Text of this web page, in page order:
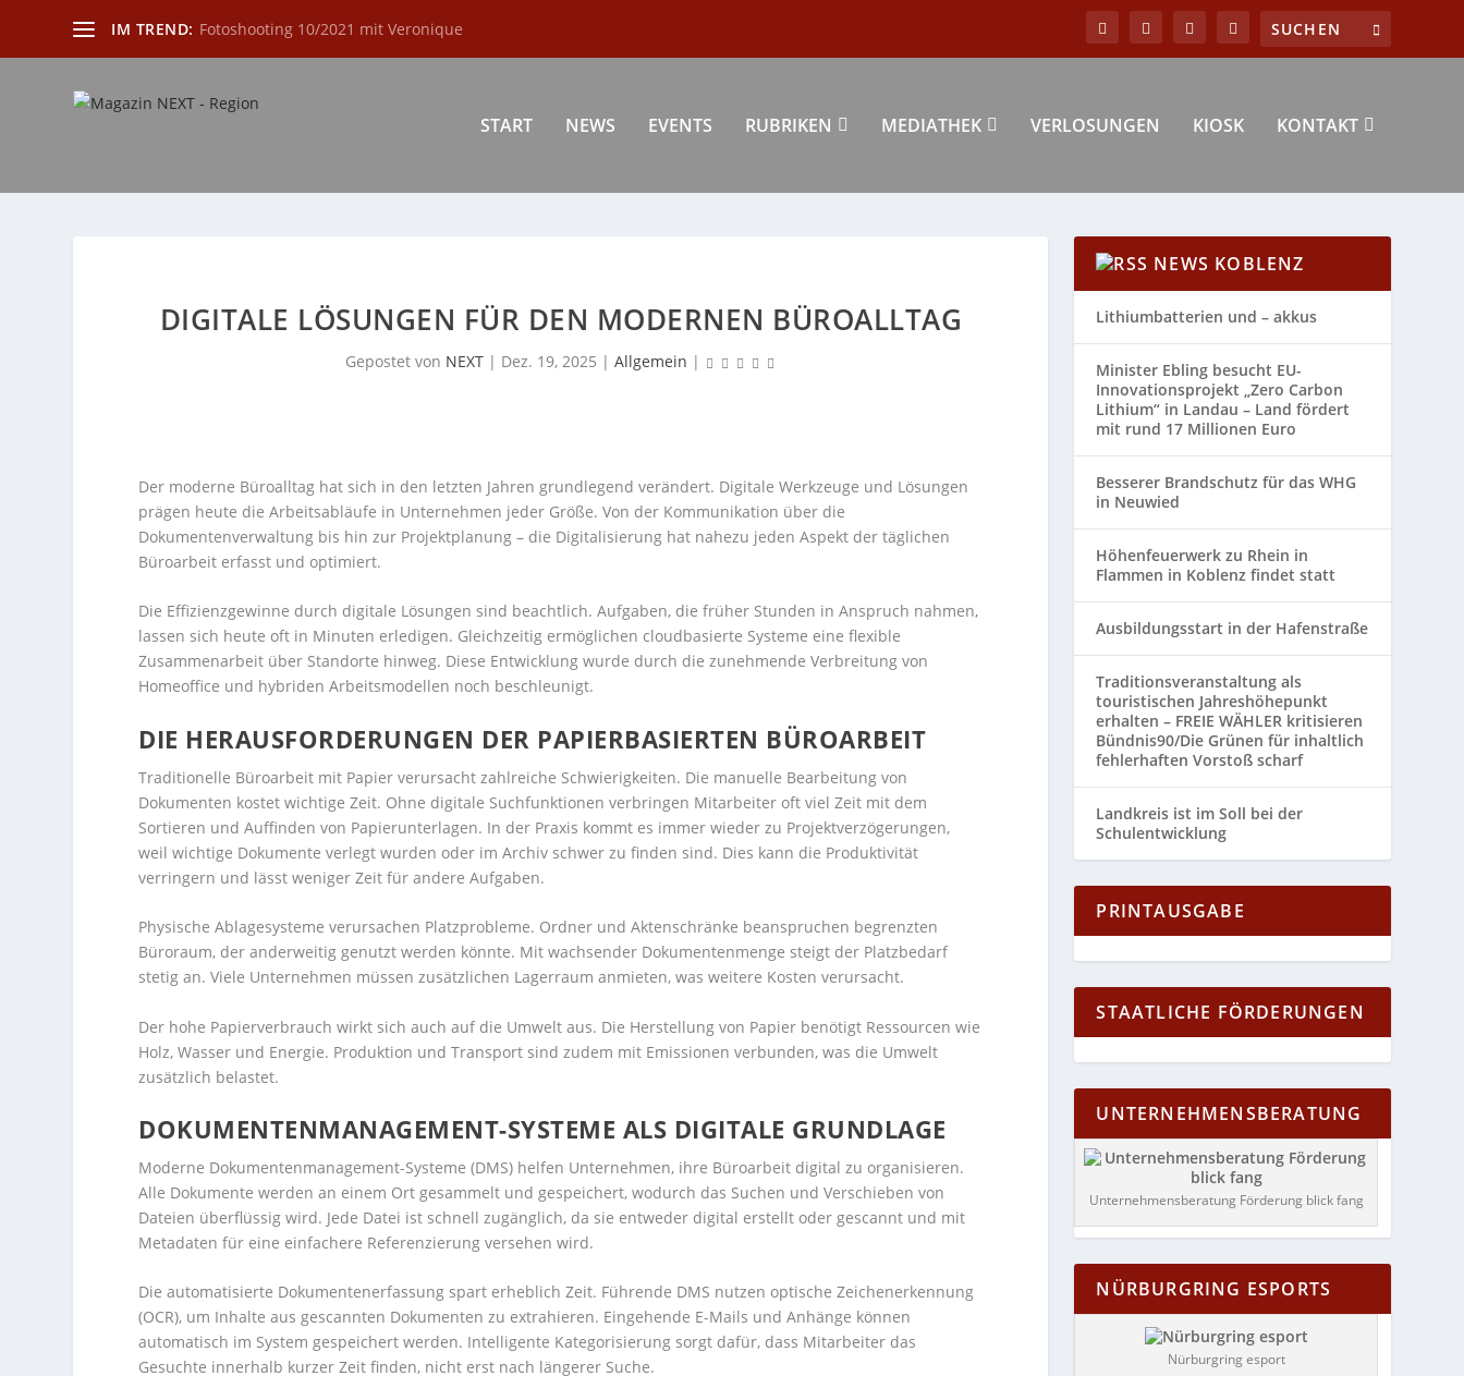
IM TREND: Fotoshooting 10/2021 mit Veronique
START NEWS EVENTS RUBRIKEN MEDIATHEK VERLOSUNGEN KIOSK KONTAKT
DIGITALE LÖSUNGEN FÜR DEN MODERNEN BÜROALLTAG
Gepostet von NEXT| Dez. 19, 2025 | Allgemein |
Der moderne Büroalltag hat sich in den letzten Jahren grundlegend verändert. Digitale Werkzeuge und Lösungen
prägen heute die Arbeitsabläufe in Unternehmen jeder Größe. Von der Kommunikation über die
Dokumentenverwaltung bis hin zur Projektplanung – die Digitalisierung hat nahezu jeden Aspekt der täglichen
Büroarbeit erfasst und optimiert.
Die Effizienzgewinne durch digitale Lösungen sind beachtlich. Aufgaben, die früher Stunden in Anspruch nahmen,
lassen sich heute oft in Minuten erledigen. Gleichzeitig ermöglichen cloudbasierte Systeme eine flexible
Zusammenarbeit über Standorte hinweg. Diese Entwicklung wurde durch die zunehmende Verbreitung von
Homeoffice und hybriden Arbeitsmodellen noch beschleunigt.
DIE HERAUSFORDERUNGEN DER PAPIERBASIERTEN BÜROARBEIT
Traditionelle Büroarbeit mit Papier verursacht zahlreiche Schwierigkeiten. Die manuelle Bearbeitung von
Dokumenten kostet wichtige Zeit. Ohne digitale Suchfunktionen verbringen Mitarbeiter oft viel Zeit mit dem
Sortieren und Auffinden von Papierunterlagen. In der Praxis kommt es immer wieder zu Projektverzögerungen,
weil wichtige Dokumente verlegt wurden oder im Archiv schwer zu finden sind. Dies kann die Produktivität
verringern und lässt weniger Zeit für andere Aufgaben.
Physische Ablagesysteme verursachen Platzprobleme. Ordner und Aktenschränke beanspruchen begrenzten
Büroraum, der anderweitig genutzt werden könnte. Mit wachsender Dokumentenmenge steigt der Platzbedarf
stetig an. Viele Unternehmen müssen zusätzlichen Lagerraum anmieten, was weitere Kosten verursacht.
Der hohe Papierverbrauch wirkt sich auch auf die Umwelt aus. Die Herstellung von Papier benötigt Ressourcen wie
Holz, Wasser und Energie. Produktion und Transport sind zudem mit Emissionen verbunden, was die Umwelt
zusätzlich belastet.
DOKUMENTENMANAGEMENT-SYSTEME ALS DIGITALE GRUNDLAGE
Moderne Dokumentenmanagement-Systeme (DMS) helfen Unternehmen, ihre Büroarbeit digital zu organisieren.
Alle Dokumente werden an einem Ort gesammelt und gespeichert, wodurch das Suchen und Verschieben von
Dateien überflüssig wird. Jede Datei ist schnell zugänglich, da sie entweder digital erstellt oder gescannt und mit
Metadaten für eine einfachere Referenzierung versehen wird.
Die automatisierte Dokumentenerfassung spart erheblich Zeit. Führende DMS nutzen optische Zeichenerkennung
(OCR), um Inhalte aus gescannten Dokumenten zu extrahieren. Eingehende E-Mails und Anhänge können
automatisch im System gespeichert werden. Intelligente Kategorisierung sorgt dafür, dass Mitarbeiter das
Gesuchte innerhalb kurzer Zeit finden, nicht erst nach längerer Suche.
NEWS KOBLENZ
Lithiumbatterien und – akkus
Minister Ebling besucht EU-
Innovationsprojekt „Zero Carbon
Lithium“ in Landau – Land fördert
mit rund 17 Millionen Euro
Besserer Brandschutz für das WHG
in Neuwied
Höhenfeuerwerk zu Rhein in
Flammen in Koblenz findet statt
Ausbildungsstart in der Hafenstraße
Traditionsveranstaltung als
touristischen Jahreshöhepunkt
erhalten – FREIE WÄHLER kritisieren
Bündnis90/Die Grünen für inhaltlich
fehlerhaften Vorstoß scharf
Landkreis ist im Soll bei der
Schulentwicklung
PRINTAUSGABE
STAATLICHE FÖRDERUNGEN
UNTERNEHMENSBERATUNG
Unternehmensberatung Förderung blick fang
NÜRBURGRING ESPORTS
Nürburgring esport